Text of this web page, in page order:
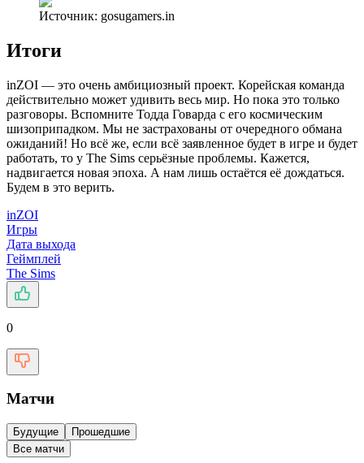
Источник: gosugamers.in
Итоги
inZOI — это очень амбициозный проект. Корейская команда
действительно может удивить весь мир. Но пока это только
разговоры. Вспомните Тодда Говарда с его космическим
шизоприпадком. Мы не застрахованы от очередного обмана
ожиданий! Но всё же, если всё заявленное будет в игре и будет
работать, то у The Sims серьёзные проблемы. Кажется,
надвигается новая эпоха. А нам лишь остаётся её дождаться.
Будем в это верить.
inZOI
Игры
Дата выхода
Геймплей
The Sims
0
Матчи
Будущие
Прошедшие
Все матчи